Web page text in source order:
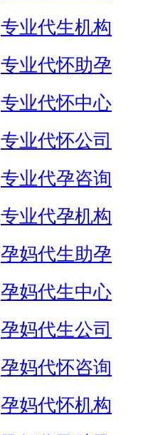
专业代生机构
专业代怀助孕
专业代怀中心
专业代怀公司
专业代孕咨询
专业代孕机构
孕妈代生助孕
孕妈代生中心
孕妈代生公司
孕妈代怀咨询
孕妈代怀机构